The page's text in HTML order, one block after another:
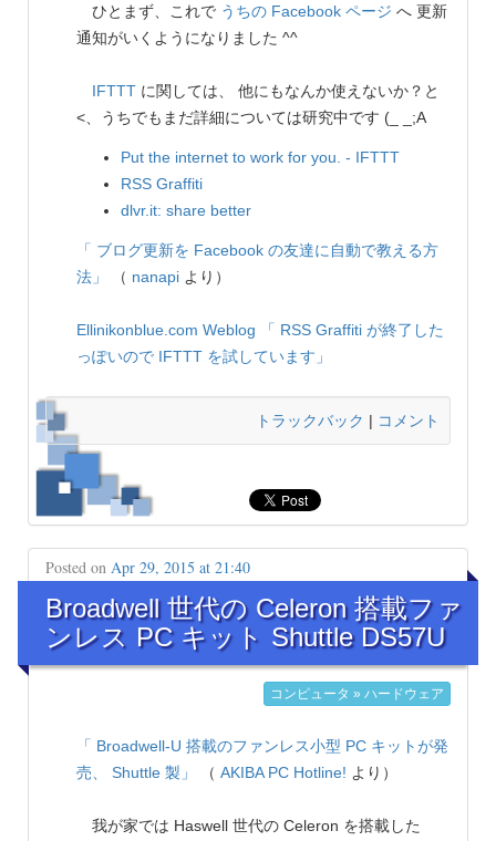
ひとまず、これで うちの Facebook ページ へ 更新
通知がいくようになりました ^^
IFTTT に関しては、 他にもなんか使えないか？と
<、うちでもまだ詳細については研究中です (_ _;A
Put the internet to work for you. - IFTTT
RSS Graffiti
dlvr.it: share better
「 ブログ更新を Facebook の友達に自動で教える方
法」
（ nanapi より）
Ellinikonblue.com Weblog
「 RSS Graffiti が終了した
っぽいので IFTTT を試しています」
トラックバック | コメント
Posted on Apr 29, 2015 at 21:40
Broadwell 世代の Celeron 搭載ファ
ンレス PC キット Shuttle DS57U
コンピュータ » ハードウェア
「 Broadwell-U 搭載のファンレス小型 PC キットが発
売、 Shuttle 製」
（ AKIBA PC Hotline! より）
我が家では Haswell 世代の Celeron を搭載した